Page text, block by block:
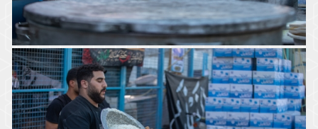
موكب جمهور كربلاء خدمة الإمام الحسين (ع)